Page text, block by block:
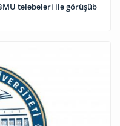
tələbələri ilə görüşüb